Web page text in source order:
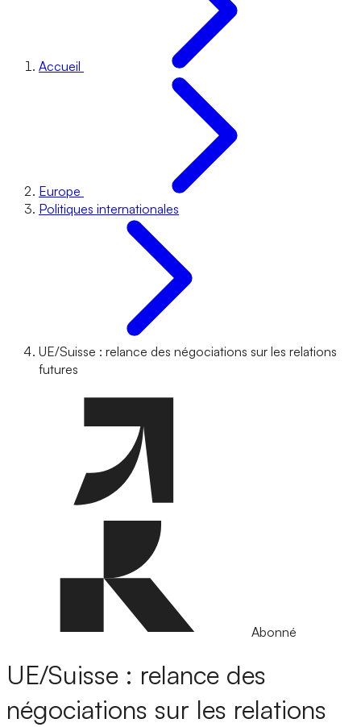
Accueil
Europe
Politiques internationales
UE/Suisse : relance des négociations sur les relations
futures
Abonné
UE/Suisse : relance des
négociations sur les relations